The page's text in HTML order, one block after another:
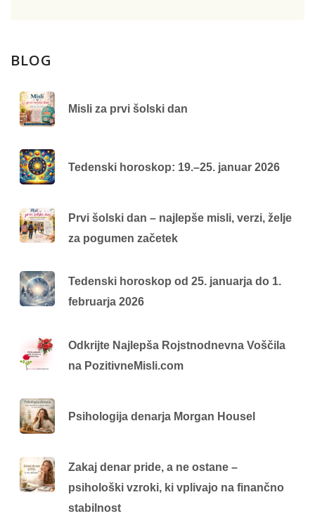
BLOG
Misli za prvi šolski dan
Tedenski horoskop: 19.–25. januar 2026
Prvi šolski dan – najlepše misli, verzi, želje
za pogumen začetek
Tedenski horoskop od 25. januarja do 1.
februarja 2026
Odkrijte Najlepša Rojstnodnevna Voščila
na PozitivneMisli.com
Psihologija denarja Morgan Housel
Zakaj denar pride, a ne ostane –
psihološki vzroki, ki vplivajo na finančno
stabilnost